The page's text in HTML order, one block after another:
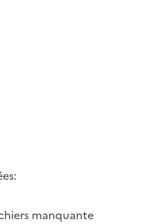
manquante